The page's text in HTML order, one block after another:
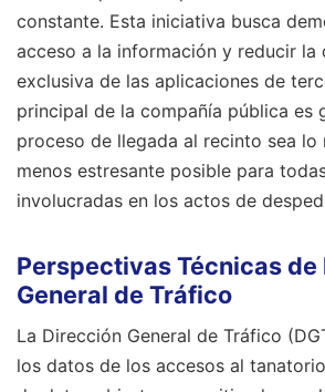
constante. Esta iniciativa busca
acceso a la información y reducir la
exclusiva de las aplicaciones de
principal de la compañía pública es
proceso de llegada al recinto sea lo
menos estresante posible para
involucradas en los actos de
Perspectivas Técnicas de
General de Tráfico
La Dirección General de Tráfico
los datos de los accesos al